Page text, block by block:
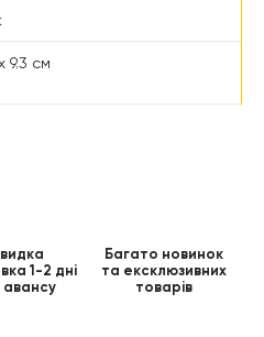
9.3 см
1-2 дні
авансу
Багато новинок
та ексклюзивних
товарів